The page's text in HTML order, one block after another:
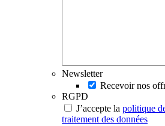
Newsletter
Recevoir nos
RGPD
J’accepte la politique
traitement des données